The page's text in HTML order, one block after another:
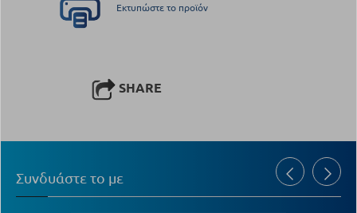
Εκτυπώστε το προϊόν
SHARE
Συνδυάστε το με